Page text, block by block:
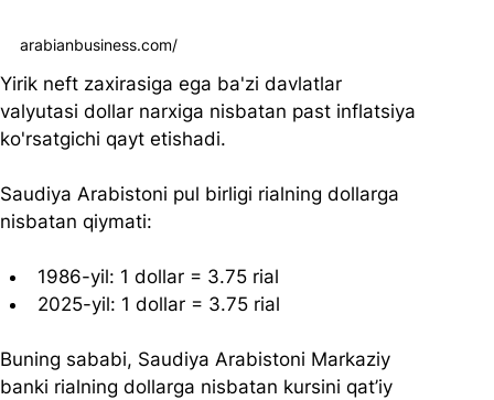
Yirik neft zaxirasiga ega ba'zi davlatlar
valyutasi dollar narxiga nisbatan past inflatsiya
ko'rsatgichi qayt etishadi.
Saudiya Arabistoni pul birligi rialning dollarga
nisbatan qiymati:
1986-yil: 1 dollar = 3.75 rial
2025-yil: 1 dollar = 3.75 rial
Buning sababi, Saudiya Arabistoni Markaziy
banki rialning dollarga nisbatan kursini qat’iy
arabianbusiness.com/